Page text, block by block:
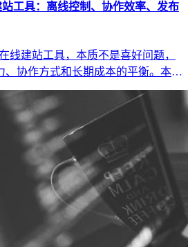
工具：离线控制、协作效率、发布
线建站工具，本质不是喜好问题，
、协作方式和长期成本的平衡。本文
标准。